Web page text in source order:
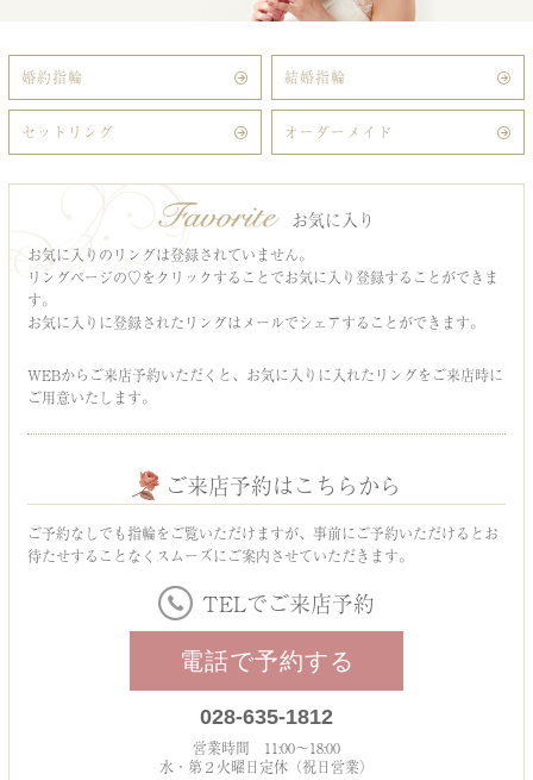
婚約指輪 結婚指輪
セットリング オーダーメイド
お気に入り
お気に入りのリングは登録されていません。
リングページの♡をクリックすることでお気に入り登録することができま
す。
お気に入りに登録されたリングはメールでシェアすることができます。
WEBからご来店予約いただくと、お気に入りに入れたリングをご来店時に
ご用意いたします。
ご来店予約はこちらから
ご予約なしでも指輪をご覧いただけますが、事前にご予約いただけるとお
待たせすることなくスムーズにご案内させていただきます。
TELでご来店予約
電話で予約する
028-635-1812
営業時間 11:00～18:00
水・第２火曜日定休（祝日営業）